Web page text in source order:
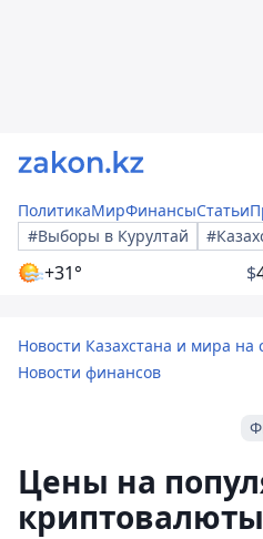
ПолитикаМирФинансыСтатьи
#Выборы в Курултай
+31° $
Новости Казахстана и мира на
Новости финансов
Цены на